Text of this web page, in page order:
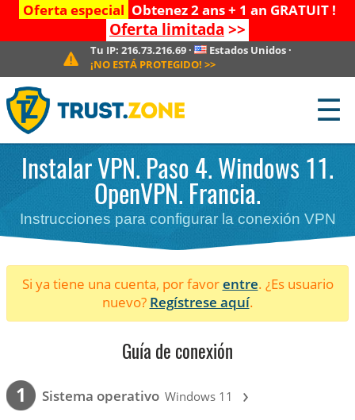
Oferta especial Obtenez 2 ans + 1 an GRATUIT !
Oferta limitada >>
Tu IP:216.73.216.69 · Estados Unidos·
¡NO ESTÁ PROTEGIDO! >>
☰
Instalar VPN. Paso 4. Windows 11.
OpenVPN. Francia.
Instrucciones para configurar la conexión VPN
Si ya tiene una cuenta, por favorentre. ¿Es usuario
nuevo? Regístrese aquí.
Guía de conexión
1 Sistema operativo Windows 11 ›